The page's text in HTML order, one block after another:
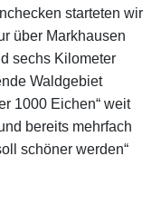
starteten wir
über Markhausen
sechs Kilometer
Waldgebiet
1000 Eichen“ weit
bereits mehrfach
schöner werden“